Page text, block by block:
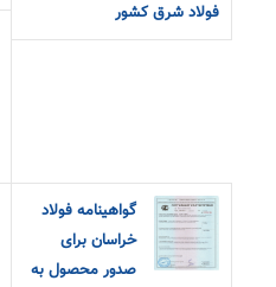
فولاد شرق کشور
گواهینامه فولاد
خراسان برای
صدور محصول به